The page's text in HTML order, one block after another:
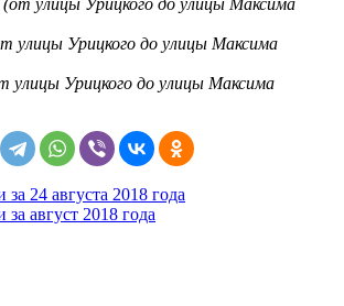
улицы Урицкого до улицы Максима
улицы Урицкого до улицы Максима
24 августа 2018 года
август 2018 года